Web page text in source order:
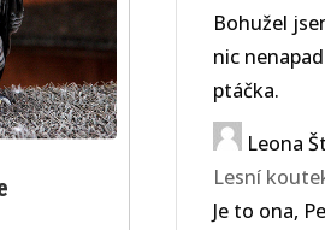
Bohužel
nic
ptáčka.
Leona
Lesní
Je to ona,